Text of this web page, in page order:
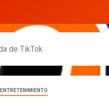
de TikTok
ENTRETENIMIENTO